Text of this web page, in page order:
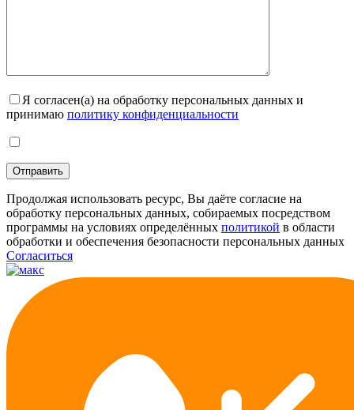
Я согласен(а) на обработку персональных данных и
принимаю политику конфиденциальности
Продолжая использовать ресурс, Вы даёте согласие на
обработку персональных данных, собираемых посредством
программы на условиях определённых политикой в области
обработки и обеспечения безопасности персональных данных
Согласиться